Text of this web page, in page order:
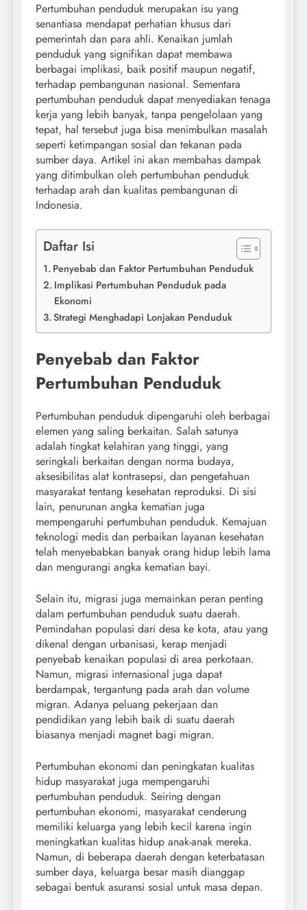
Pertumbuhan penduduk merupakan isu yang
senantiasa mendapat perhatian khusus dari
pemerintah dan para ahli. Kenaikan jumlah
penduduk yang signifikan dapat membawa
berbagai implikasi, baik positif maupun negatif,
terhadap pembangunan nasional. Sementara
pertumbuhan penduduk dapat menyediakan tenaga
kerja yang lebih banyak, tanpa pengelolaan yang
tepat, hal tersebut juga bisa menimbulkan masalah
seperti ketimpangan sosial dan tekanan pada
sumber daya. Artikel ini akan membahas dampak
yang ditimbulkan oleh pertumbuhan penduduk
terhadap arah dan kualitas pembangunan di
Indonesia.
Daftar Isi
Penyebab dan Faktor Pertumbuhan Penduduk
Implikasi Pertumbuhan Penduduk pada
Ekonomi
Strategi Menghadapi Lonjakan Penduduk
Penyebab dan Faktor
Pertumbuhan Penduduk
Pertumbuhan penduduk dipengaruhi oleh berbagai
elemen yang saling berkaitan. Salah satunya
adalah tingkat kelahiran yang tinggi, yang
seringkali berkaitan dengan norma budaya,
aksesibilitas alat kontrasepsi, dan pengetahuan
masyarakat tentang kesehatan reproduksi. Di sisi
lain, penurunan angka kematian juga
mempengaruhi pertumbuhan penduduk. Kemajuan
teknologi medis dan perbaikan layanan kesehatan
telah menyebabkan banyak orang hidup lebih lama
dan mengurangi angka kematian bayi.
Selain itu, migrasi juga memainkan peran penting
dalam pertumbuhan penduduk suatu daerah.
Pemindahan populasi dari desa ke kota, atau yang
dikenal dengan urbanisasi, kerap menjadi
penyebab kenaikan populasi di area perkotaan.
Namun, migrasi internasional juga dapat
berdampak, tergantung pada arah dan volume
migran. Adanya peluang pekerjaan dan
pendidikan yang lebih baik di suatu daerah
biasanya menjadi magnet bagi migran.
Pertumbuhan ekonomi dan peningkatan kualitas
hidup masyarakat juga mempengaruhi
pertumbuhan penduduk. Seiring dengan
pertumbuhan ekonomi, masyarakat cenderung
memiliki keluarga yang lebih kecil karena ingin
meningkatkan kualitas hidup anak-anak mereka.
Namun, di beberapa daerah dengan keterbatasan
sumber daya, keluarga besar masih dianggap
sebagai bentuk asuransi sosial untuk masa depan.